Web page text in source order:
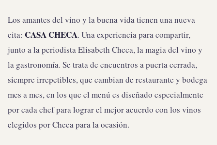
Los amantes del vino y la buena vida tienen una nueva
cita: CASA CHECA. Una experiencia para compartir,
junto a la periodista Elisabeth Checa, la magia del vino y
la gastronomía. Se trata de encuentros a puerta cerrada,
siempre irrepetibles, que cambian de restaurante y bodega
mes a mes, en los que el menú es diseñado especialmente
por cada chef para lograr el mejor acuerdo con los vinos
elegidos por Checa para la ocasión.